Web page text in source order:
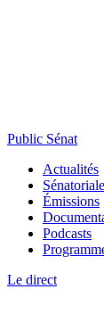
Public Sénat
Actualités
Émissions
Podcasts
Le direct